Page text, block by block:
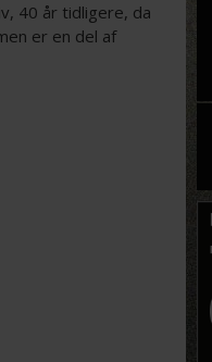
40 år tidligere, da
er en del af